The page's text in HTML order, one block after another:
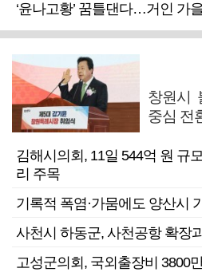
‘윤나고황’ 꿈틀댄다…거인 가
창원시
중심 전
김해시의회, 11일 544억 원 규
리 주목
기록적 폭염·가뭄에도 양산시
사천시 하동군, 사천공항 확장
고성군의회, 국외출장비 3800